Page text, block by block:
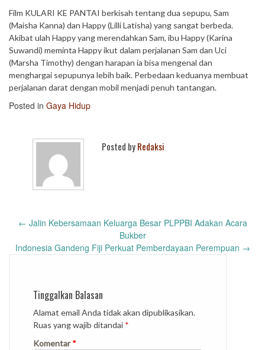
Film KULARI KE PANTAI berkisah tentang dua sepupu, Sam
(Maisha Kanna) dan Happy (Lilli Latisha) yang sangat berbeda.
Akibat ulah Happy yang merendahkan Sam, ibu Happy (Karina
Suwandi) meminta Happy ikut dalam perjalanan Sam dan Uci
(Marsha Timothy) dengan harapan ia bisa mengenal dan
menghargai sepupunya lebih baik. Perbedaan keduanya membuat
perjalanan darat dengan mobil menjadi penuh tantangan.
Posted in Gaya Hidup
Posted byRedaksi
Post
← Jalin Kebersamaan Keluarga Besar PLPPBI Adakan Acara
Bukber
Indonesia Gandeng Fiji Perkuat Pemberdayaan Perempuan →
Tinggalkan Balasan
Alamat email Anda tidak akan dipublikasikan.
Ruas yang wajib ditandai *
Komentar*